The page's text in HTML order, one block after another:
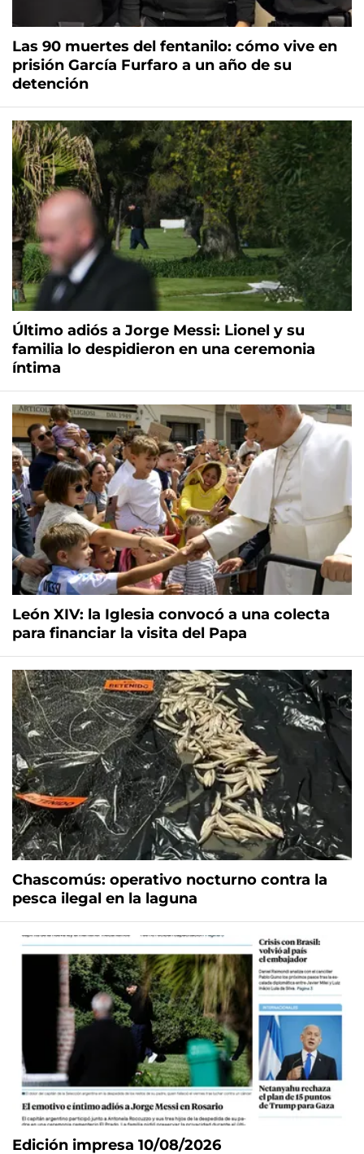
Las 90 muertes del fentanilo: cómo vive en
prisión García Furfaro a un año de su
detención
Último adiós a Jorge Messi: Lionel y su
familia lo despidieron en una ceremonia
íntima
León XIV: la Iglesia convocó a una colecta
para financiar la visita del Papa
Chascomús: operativo nocturno contra la
pesca ilegal en la laguna
Edición impresa 10/08/2026